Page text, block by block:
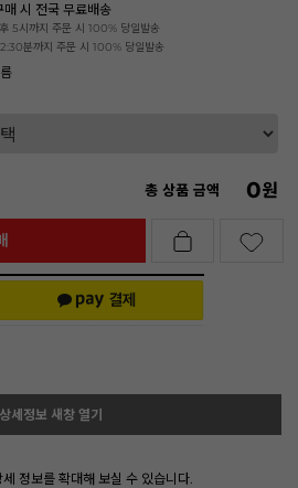
시 전국 무료배송
5시까지 주문 시 100% 당일발송
분까지 주문 시 100% 당일발송
총 상품 금액 0원
상세정보 새창 열기
세 정보를 확대해 보실 수 있습니다.